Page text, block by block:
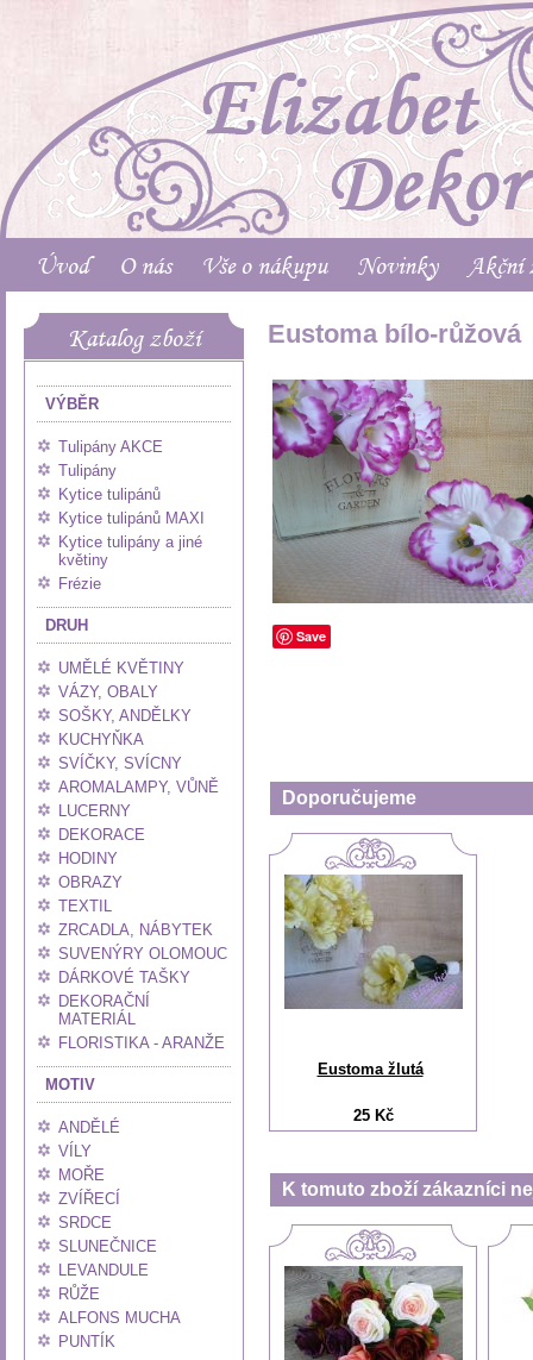
Úvod O nás Vše o nákupu Novinky Akční
Katalog zboží
VÝBĚR
Tulipány AKCE
Tulipány
Kytice tulipánů
Kytice tulipánů MAXI
Kytice tulipány a jiné
květiny
Frézie
DRUH
UMĚLÉ KVĚTINY
VÁZY, OBALY
SOŠKY, ANDĚLKY
KUCHYŇKA
SVÍČKY, SVÍCNY
AROMALAMPY, VŮNĚ
LUCERNY
DEKORACE
HODINY
OBRAZY
TEXTIL
ZRCADLA, NÁBYTEK
SUVENÝRY OLOMOUC
DÁRKOVÉ TAŠKY
DEKORAČNÍ
MATERIÁL
FLORISTIKA - ARANŽE
MOTIV
ANDĚLÉ
VÍLY
MOŘE
ZVÍŘECÍ
SRDCE
SLUNEČNICE
LEVANDULE
RŮŽE
ALFONS MUCHA
PUNTÍK
Eustoma bílo-růžová
Save
Doporučujeme
Eustoma žlutá
25 Kč
K tomuto zboží zákazníci